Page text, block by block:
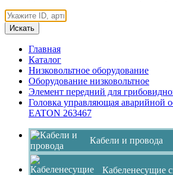
Искать
Главная
Каталог
Низковольтное оборудование
Оборудование низковольтное
Элемент передний для
Головка управляющая аварийной
EATON 263467
Кабели и провода
Кабеленесущие